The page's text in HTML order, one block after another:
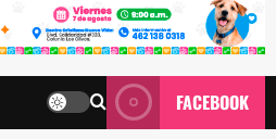
FACEBOOK